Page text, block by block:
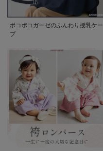
ポコポコガーゼのふんわり授乳ケー
プ